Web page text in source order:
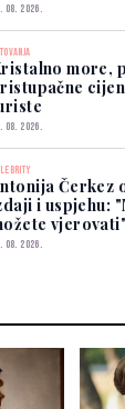
08. 2026.
more,
08. 2026.
Čerkez
i uspjehu:
vjerovati"
08. 2026.